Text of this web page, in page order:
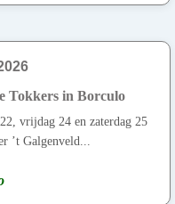
Tokkers in Borculo
vrijdag 24 en zaterdag 25
’t Galgenveld...